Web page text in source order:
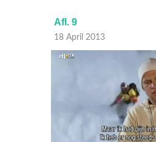
Afl. 9
18 April 2013